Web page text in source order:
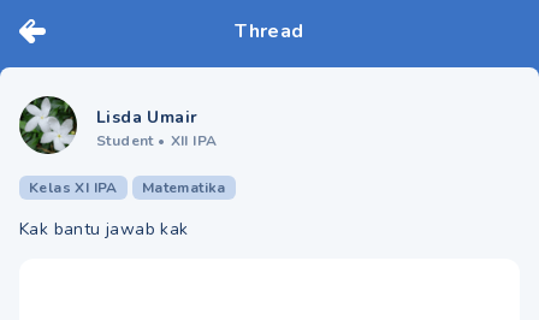
Thread
Lisda Umair
Student • XII IPA
Kelas XI IPA Matematika
Kak bantu jawab kak